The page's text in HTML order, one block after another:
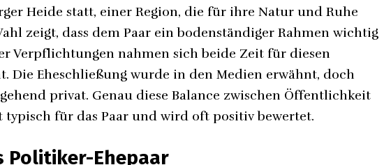
Heide statt, einer Region, die für ihre Natur und Ruhe
zeigt, dass dem Paar ein bodenständiger Rahmen wichtig
Verpflichtungen nahmen sich beide Zeit für diesen
Die Eheschließung wurde in den Medien erwähnt, doch
privat. Genau diese Balance zwischen Öffentlichkeit
typisch für das Paar und wird oft positiv bewertet.
Politiker-Ehepaar